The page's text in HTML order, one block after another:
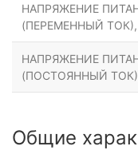
НАПРЯЖЕНИЕ
(ПЕРЕМЕННЫЙ
НАПРЯЖЕНИЕ
(ПОСТОЯННЫЙ
Общие